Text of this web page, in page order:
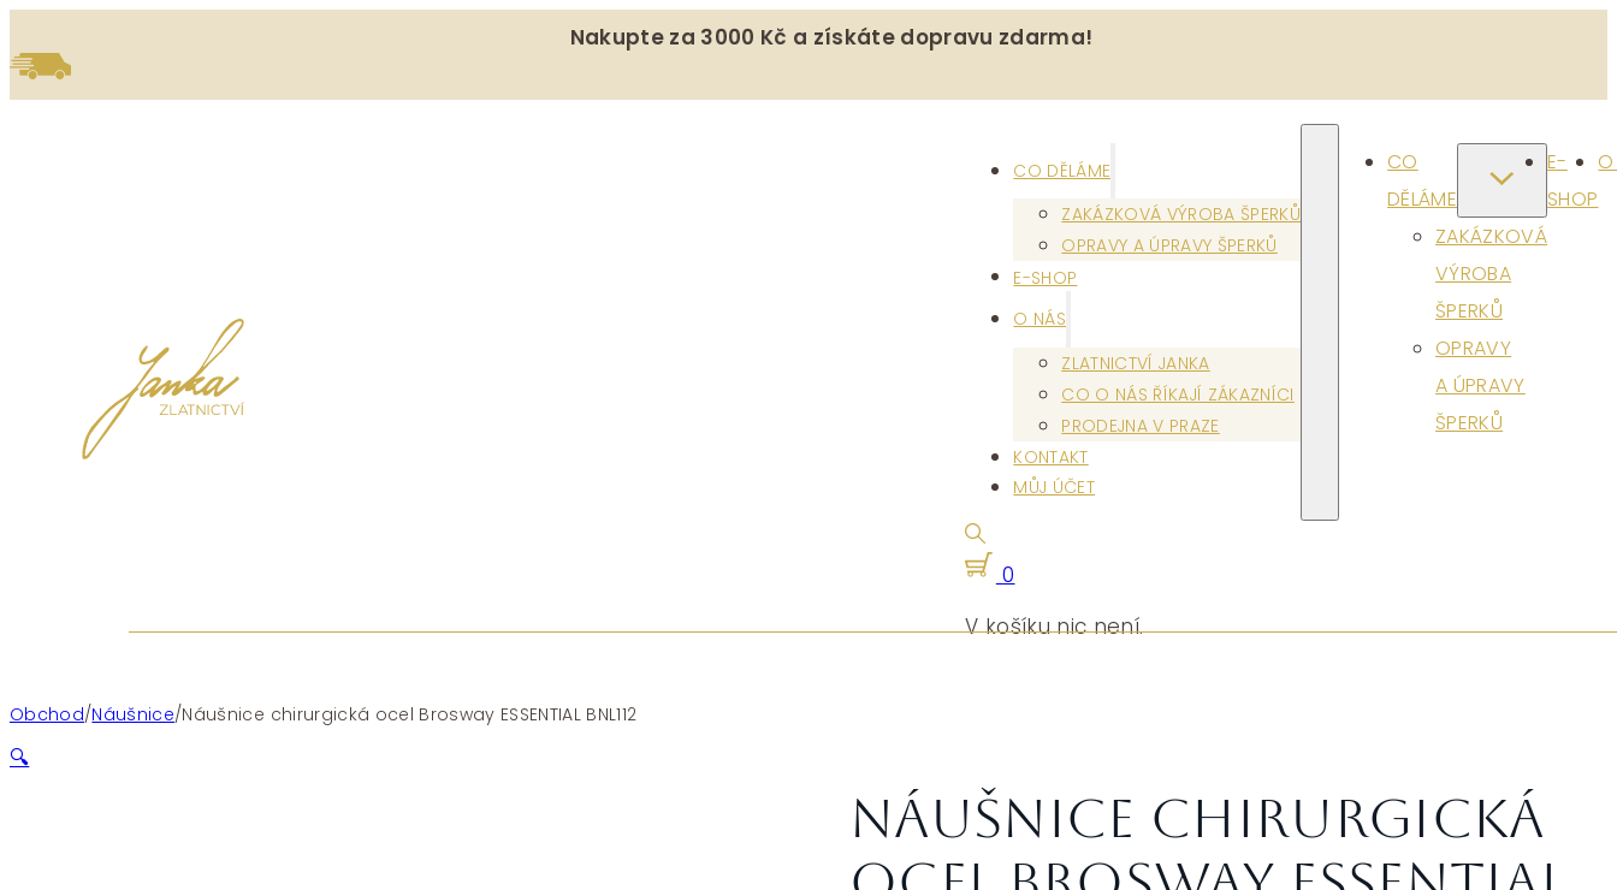
Nakupte za 3000 Kč a získáte dopravu zdarma!
CO DĚLÁME
ZAKÁZKOVÁ VÝROBA ŠPERKŮ
OPRAVY A ÚPRAVY ŠPERKŮ
E-SHOP
O NÁS
ZLATNICTVÍ JANKA
CO O NÁS ŘÍKAJÍ ZÁKAZNÍCI
PRODEJNA V PRAZE
KONTAKT
MŮJ ÚČET
CO
DĚLÁME
ZAKÁZKOVÁ
VÝROBA
ŠPERKŮ
OPRAVY
A ÚPRAVY
ŠPERKŮ
E-
SHOP
0
V košíku nic není.
Obchod/Náušnice/Náušnice chirurgická ocel Brosway ESSENTIAL BNL112
🔍
Náušnice chirurgická